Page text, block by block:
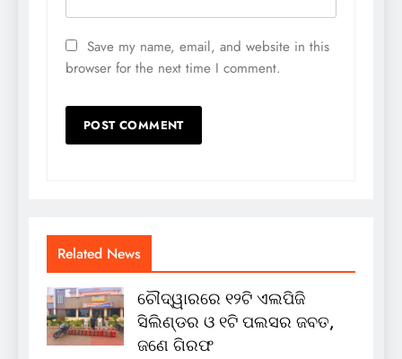
Save my name, email, and website in this
browser for the next time I comment.
Related News
ଚୌଦ୍ୱାରରେ ୧୨ଟି ଏଲପିଜି
ସିଲିଣ୍ଡର ଓ ୧ଟି ପଲସର ଜବତ,
ଜଣେ ଗିରଫ